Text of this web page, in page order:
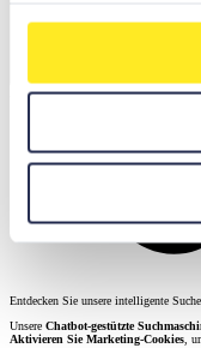
Entdecken Sie unsere intelligente
Unsere Chatbot-gestützte
Aktivieren Sie Marketing-Cookies,